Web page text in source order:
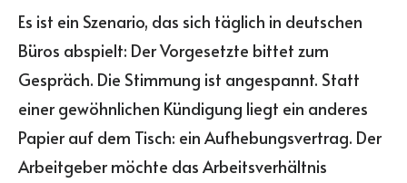
Es ist ein Szenario, das sich täglich in deutschen
Büros abspielt: Der Vorgesetzte bittet zum
Gespräch. Die Stimmung ist angespannt. Statt
einer gewöhnlichen Kündigung liegt ein anderes
Papier auf dem Tisch: ein Aufhebungsvertrag. Der
Arbeitgeber möchte das Arbeitsverhältnis